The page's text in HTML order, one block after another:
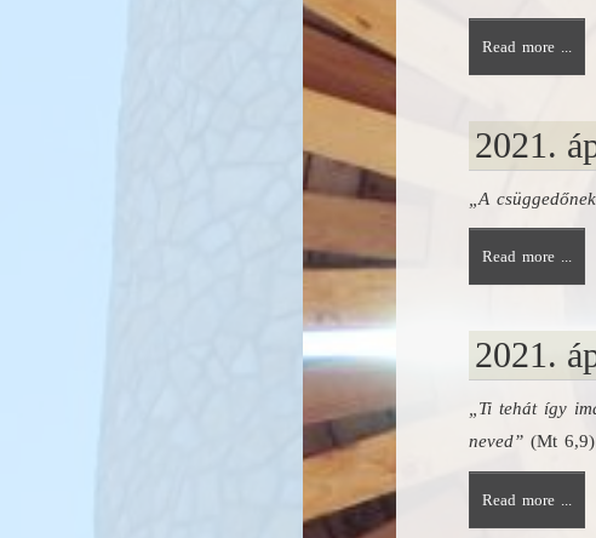
Read more ...
2021.
„A
Read more ...
2021.
„Ti tehát így
neved”(Mt 6,9)
Read more ...